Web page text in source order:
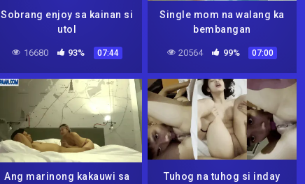
Sobrang enjoy sa kainan si
utol
16680 93% 07:44
Single mom na walang ka
bembangan
20564 99% 07:00
Ang marinong kakauwi sa
Tuhog na tuhog si inday